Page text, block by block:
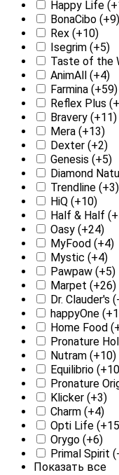
Happy Life
BonaCibo (+9)
Rex (+10)
Isegrim (+5)
Taste of the
AnimAll (+4)
Farmina (+59)
Reflex Plus
Bravery (+11)
Mera (+13)
Dexter (+2)
Genesis (+5)
Diamond
Trendline (+3)
HiQ (+10)
Half & Half
Oasy (+24)
MyFood (+4)
Mystic (+4)
Pawpaw (+5)
Marpet (+26)
Dr. Clauder's
happyOne
Home Food
Pronature
Nutram (+10)
Equilibrio
Pronature
Klicker (+3)
Charm (+4)
Opti Life
Orygo (+6)
Primal Spirit
Показать все